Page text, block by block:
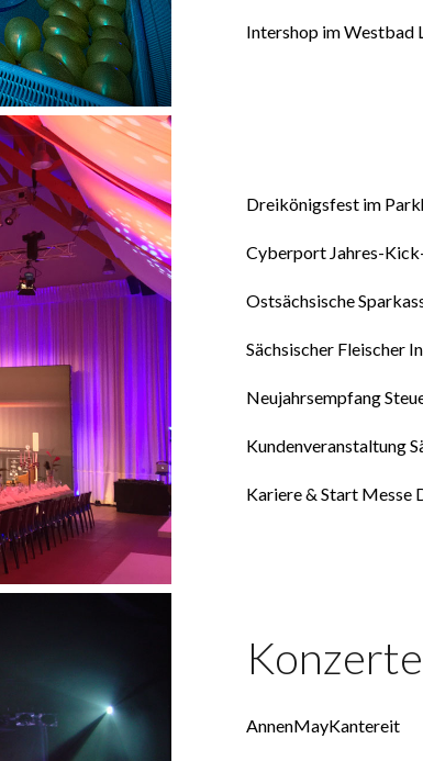
Intershop im Westbad
Dreikönigsfest im
Cyberport Jahres-
Ostsächsische
Sächsischer Fleischer
Neujahrsempfang
Kundenveranstaltung
Kariere & Start Messe
Konzerte
AnnenMayKantereit